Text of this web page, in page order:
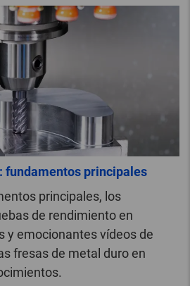
fundamentos principales
principales, los
de rendimiento en
y emocionantes vídeos de
fresas de metal duro en